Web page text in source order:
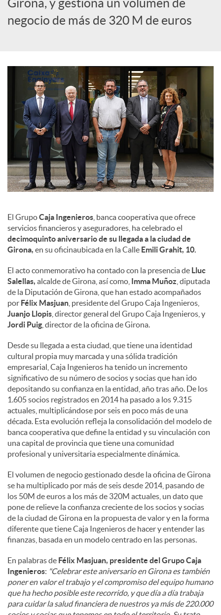
c
e
s
Girona, y gestiona un volumen de
negocio de más de 320 M de euros
El GrupoCaja Ingenieros , banca cooperativa que ofrece
servicios financieros y aseguradores, ha celebrado el
decimoquinto aniversario de su llegada a la ciudad de
Girona, en su oficinaubicada en la Calle Emili Grahit, 10.
El acto conmemorativo ha contado con la presencia de Lluc
Salellas, alcalde de Girona, así como, Imma Muñoz , diputada
de la Diputación de Girona, que han estado acompañados
por Félix Masjuan , presidente del Grupo Caja Ingenieros,
Juanjo Llopis , director general del Grupo Caja Ingenieros, y
Jordi Puig , director de la oficina de Girona.
Desde su llegada a esta ciudad, que tiene una identidad
cultural propia muy marcada y una sólida tradición
empresarial, Caja Ingenieros ha tenido un incremento
significativo de su número de socios y socias que han ido
depositando su confianza en la entidad, año tras año. De los
1.605 socios registrados en 2014 ha pasado a los 9.315
actuales, multiplicándose por seis en poco más de una
década. Esta evolución refleja la consolidación del modelo de
banca cooperativa que define la entidad y su vinculación con
una capital de provincia que tiene una comunidad
profesional y universitaria especialmente dinámica.
El volumen de negocio gestionado desde la oficina de Girona
se ha multiplicado por más de seis desde 2014, pasando de
los 50M de euros a los más de 320M actuales, un dato que
pone de relieve la confianza creciente de los socios y socias
de la ciudad de Girona en la propuesta de valor y en la forma
diferente que tiene Caja Ingenieros de hacer y entender las
finanzas, basada en un modelo centrado en las personas.
En palabras de Félix Masjuan, presidente del Grupo Caja
Ingenieros: "Celebrar este aniversario en Girona es también
poner en valor el trabajo y el compromiso del equipo humano
que ha hecho posible este recorrido, y que día a día trabaja
para cuidar la salud financiera de nuestros ya más de 220.000